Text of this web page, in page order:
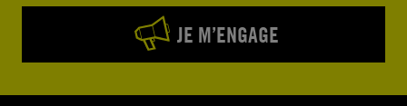
JE M’ENGAGE